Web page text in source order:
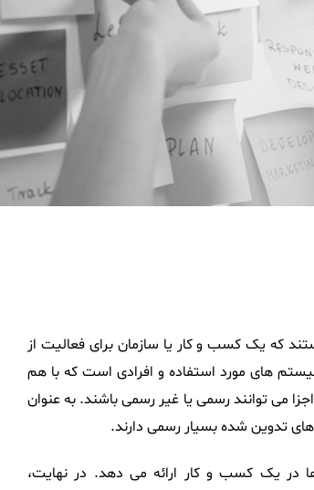
که یک کسب و کار یا سازمان برای فعالیت از
های مورد استفاده و افرادی است که با هم
می توانند رسمی یا غیر رسمی باشند. به عنوان
تدوین شده بسیار رسمی دارند.
در یک کسب و کار ارائه می دهد. در نهایت،